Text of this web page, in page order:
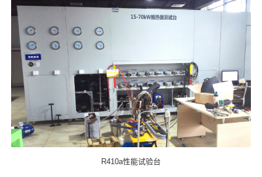
R410a性能试验台